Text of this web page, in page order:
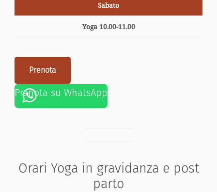
Sabato
Yoga 10.00-11.00
Prenota
Prenota su WhatsApp
Orari Yoga in gravidanza e post
parto